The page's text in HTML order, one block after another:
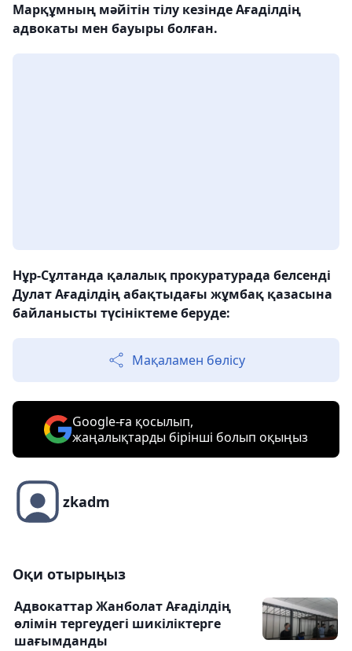
Марқұмның мәйітін тілу кезінде Ағаділдің
адвокаты мен бауыры болған.
Нұр-Сұлтанда қалалық прокуратурада белсенді
Дулат Ағаділдің абақтыдағы жұмбақ қазасына
байланысты түсініктеме беруде:
Мақаламен бөлісу
Google-ға қосылып,
жаңалықтарды бірінші болып оқыңыз
zkadm
Оқи отырыңыз
Адвокаттар Жанболат Ағаділдің
өлімін тергеудегі шикіліктерге
шағымданды